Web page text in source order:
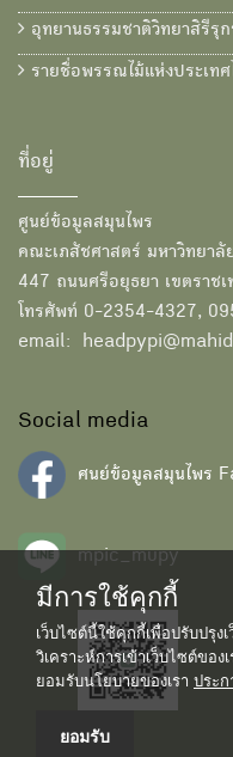
อุทยานธรรมชาติวิทยาสิรีรุ
รายชื่อพรรณไม้แห่งประเท
ที่อยู่
ศูนย์ข้อมูลสมุนไพร
คณะเภสัชศาสตร์ มหาวิทยาลั
447 ถนนศรีอยุธยา เขตราช
โทรศัพท์ 0-2354-4327,
email:
Social media
ศนย์ข้อมูลสมุนไพร
mpic_mupy
มีการใช้คุกกี้
เว็บไซต์นี้ใช้คุกกี้เพื่อปรับปรุง
วิเคราะห์การเข้าเว็บไซต์ขอ
ยอมรับนโยบายของเรา ประ
ยอมรับ